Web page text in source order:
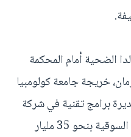
الضحية أمام المحكمة
خريجة جامعة كولومبيا
برامج تقنية في شركة
MongoDB، التي تُقدَّر قيمتها السوقية بنحو 35 مليار